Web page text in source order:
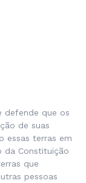
defende que os
de suas
essas terras em
da Constituição
que
pessoas